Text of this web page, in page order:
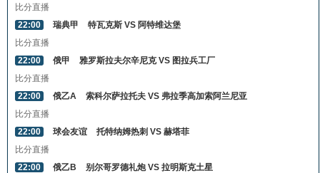
比分直播
22:00
瑞典甲
特瓦克斯 VS 阿特维达堡
比分直播
22:00
俄甲
雅罗斯拉夫尔辛尼克 VS 图拉兵工厂
比分直播
22:00
俄乙A
索科尔萨拉托夫 VS 弗拉季高加索阿兰尼亚
比分直播
22:00
球会友谊
托特纳姆热刺 VS 赫塔菲
比分直播
22:00
俄乙B
别尔哥罗德礼炮 VS 拉明斯克土星